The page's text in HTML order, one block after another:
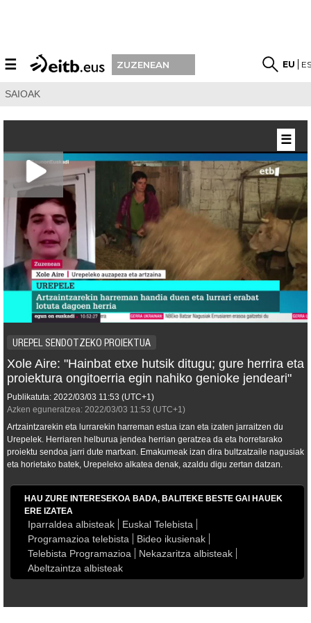
☰ ZUZENEAN EU
SAIOAK
UREPEL SENDOTZEKO PROIEKTUA
Xole Aire: "Hainbat etxe hutsik ditugu; gure herrira eta
proiektura ongitoerria egin nahiko genioke jendeari"
Publikatuta: 2022/03/03 11:53 (UTC+1)
Azken eguneratzea: 2022/03/03 11:53 (UTC+1)
Artzaintzarekin eta lurrarekin harreman estua izan eta izaten jarraitzen du
Urepelek. Herriaren helburua jendea herrian geratzea da eta horretarako
proiektu sendoa jarri dute martxan. Emakumeak izan dira bultzatzaile nagusiak
eta horietako batek, Urepeleko alkatea denak, azaldu digu zertan datzan.
HAU ZURE INTERESEKOA BADA, BALITEKE BESTE GAI HAUEK
ERE IZATEA
Iparraldea albisteak
Euskal Telebista
Programazioa telebista
Bideo ikusienak
Telebista Programazioa
Nekazaritza albisteak
Abeltzaintza albisteak
☰